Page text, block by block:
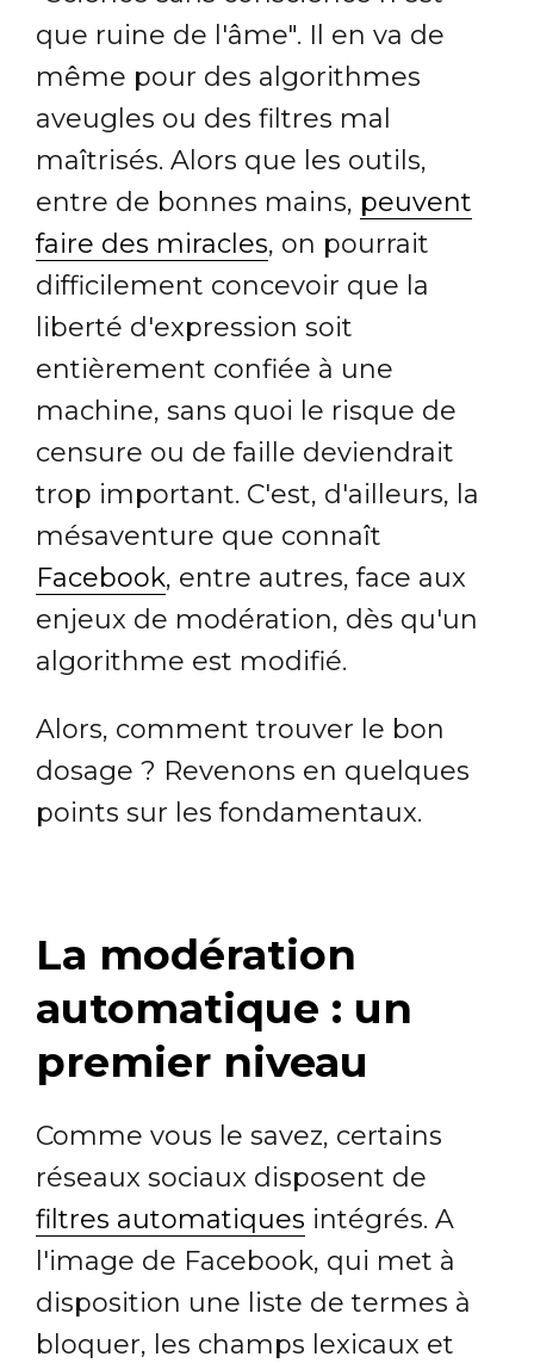
que ruine de l'âme". Il en va de
même pour des algorithmes
aveugles ou des filtres mal
maîtrisés. Alors que les outils,
entre de bonnes mains, peuvent
faire des miracles, on pourrait
difficilement concevoir que la
liberté d'expression soit
entièrement confiée à une
machine, sans quoi le risque de
censure ou de faille deviendrait
trop important. C'est, d'ailleurs, la
mésaventure que connaît
Facebook, entre autres, face aux
enjeux de modération, dès qu'un
algorithme est modifié.
Alors, comment trouver le bon
dosage ? Revenons en quelques
points sur les fondamentaux.
La modération
automatique : un
premier niveau
Comme vous le savez, certains
réseaux sociaux disposent de
filtres automatiques intégrés. A
l'image de Facebook, qui met à
disposition une liste de termes à
bloquer, les champs lexicaux et